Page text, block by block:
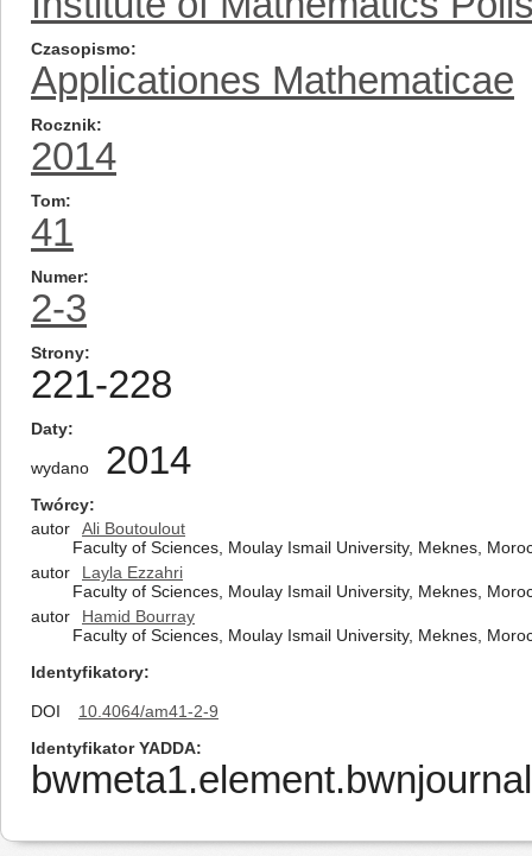
Czasopismo
Applicationes Mathematicae
Rocznik
2014
Tom
41
Numer
2-3
Strony
221-228
Daty
wydano 2014
Twórcy
autor
Ali Boutoulout
Faculty of Sciences, Moulay Ismail University, Meknes,
autor
Layla Ezzahri
Faculty of Sciences, Moulay Ismail University, Meknes,
autor
Hamid Bourray
Faculty of Sciences, Moulay Ismail University, Meknes,
Identyfikatory
DOI
10.4064/am41-2-9
Identyfikator YADDA